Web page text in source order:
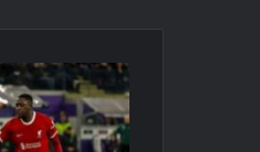
محمد
عمورة
يواصل
حصد